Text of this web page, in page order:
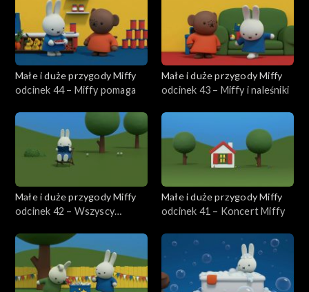
Małe i duże przygody Miffy
odcinek 44 – Miffy pomaga
Małe i duże przygody Miffy
odcinek 43 – Miffy i naleśniki
Małe i duże przygody Miffy
odcinek 42 – Wszyscy
Małe i duże przygody Miffy
odcinek 41 – Koncert Miffy